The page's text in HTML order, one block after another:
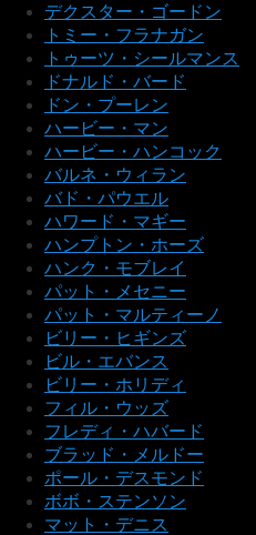
デクスター・ゴードン
トミー・フラナガン
トゥーツ・シールマンス
ドナルド・バード
ドン・プーレン
ハービー・マン
ハービー・ハンコック
バルネ・ウィラン
バド・パウエル
ハワード・マギー
ハンプトン・ホーズ
ハンク・モブレイ
パット・メセニー
パット・マルティーノ
ビリー・ヒギンズ
ビル・エバンス
ビリー・ホリディ
フィル・ウッズ
フレディ・ハバード
ブラッド・メルドー
ポール・デスモンド
ボボ・ステンソン
マット・デニス